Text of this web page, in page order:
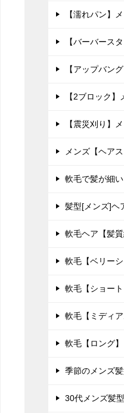
【濡れパン】
【バーバース
【アップバン
【2ブロック】
【震災刈り】
メンズ【ヘアス
軟毛で髪が細い
髪型[メンズ]ヘ
軟毛ヘア【髪質
軟毛【ベリーシ
軟毛【ショート
軟毛【ミディア
軟毛【ロング】
季節のメンズ
30代メンズ髪